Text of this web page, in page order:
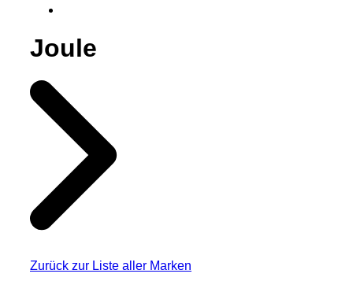
Joule
Zurück zur Liste aller Marken